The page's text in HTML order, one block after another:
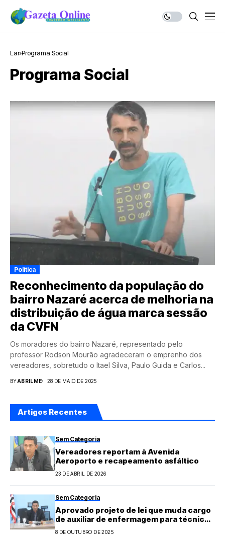
Lar Programa Social
Programa Social
Política
Reconhecimento da população do
bairro Nazaré acerca de melhoria na
distribuição de água marca sessão
da CVFN
Os moradores do bairro Nazaré, representado pelo
professor Rodson Mourão agradeceram o emprenho dos
vereadores, sobretudo o Itael Silva, Paulo Guida e Carlos...
BYABRILME 28 DE MAIO DE 2025
Artigos Recentes
Sem Categoria
Vereadores reportam à Avenida
Aeroporto e recapeamento asfáltico
23 DE ABRIL DE 2026
Sem Categoria
Aprovado projeto de lei que muda cargo
de auxiliar de enfermagem para técnico
de enfermagem
8 DE OUTUBRO DE 2025